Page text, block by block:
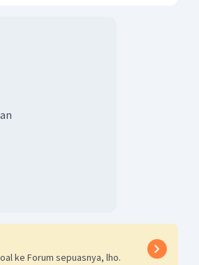
ke Forum sepuasnya, lho.